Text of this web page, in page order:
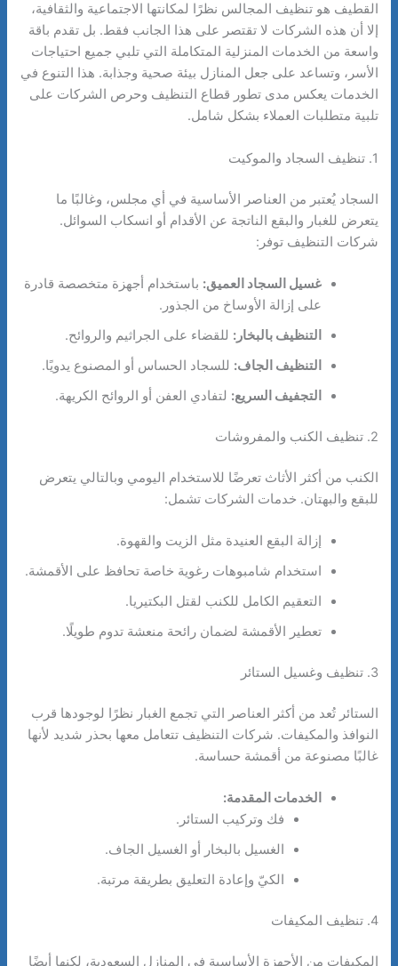
القطيف هو تنظيف المجالس نظرًا لمكانتها الاجتماعية والثقافية،
إلا أن هذه الشركات لا تقتصر على هذا الجانب فقط. بل تقدم باقة
واسعة من الخدمات المنزلية المتكاملة التي تلبي جميع احتياجات
الأسر، وتساعد على جعل المنازل بيئة صحية وجذابة. هذا التنوع في
الخدمات يعكس مدى تطور قطاع التنظيف وحرص الشركات على
تلبية متطلبات العملاء بشكل شامل.
1. تنظيف السجاد والموكيت
السجاد يُعتبر من العناصر الأساسية في أي مجلس، وغالبًا ما
يتعرض للغبار والبقع الناتجة عن الأقدام أو انسكاب السوائل.
شركات التنظيف توفر:
غسيل السجاد العميق: باستخدام أجهزة متخصصة قادرة
على إزالة الأوساخ من الجذور.
التنظيف بالبخار: للقضاء على الجراثيم والروائح.
التنظيف الجاف: للسجاد الحساس أو المصنوع يدويًا.
التجفيف السريع: لتفادي العفن أو الروائح الكريهة.
2. تنظيف الكنب والمفروشات
الكنب من أكثر الأثاث تعرضًا للاستخدام اليومي وبالتالي يتعرض
للبقع والبهتان. خدمات الشركات تشمل:
إزالة البقع العنيدة مثل الزيت والقهوة.
استخدام شامبوهات رغوية خاصة تحافظ على الأقمشة.
التعقيم الكامل للكنب لقتل البكتيريا.
تعطير الأقمشة لضمان رائحة منعشة تدوم طويلًا.
3. تنظيف وغسيل الستائر
الستائر تُعد من أكثر العناصر التي تجمع الغبار نظرًا لوجودها قرب
النوافذ والمكيفات. شركات التنظيف تتعامل معها بحذر شديد لأنها
غالبًا مصنوعة من أقمشة حساسة.
الخدمات المقدمة:
فك وتركيب الستائر.
الغسيل بالبخار أو الغسيل الجاف.
الكيّ وإعادة التعليق بطريقة مرتبة.
4. تنظيف المكيفات
المكيفات من الأجهزة الأساسية في المنازل السعودية، لكنها أيضًا